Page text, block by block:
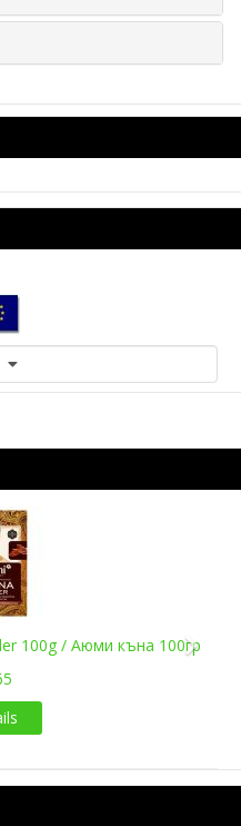
100g / Аюми къна 100гр